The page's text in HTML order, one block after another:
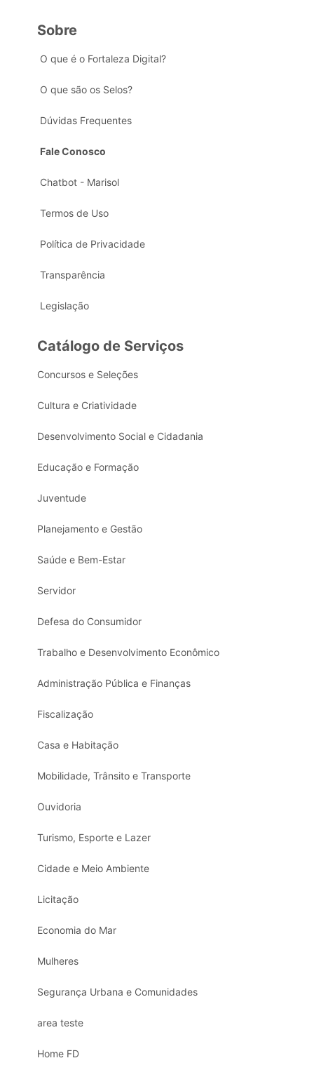
Sobre
O que é o Fortaleza Digital?
O que são os Selos?
Dúvidas Frequentes
Fale Conosco
Chatbot - Marisol
Termos de Uso
Política de Privacidade
Transparência
Legislação
Catálogo de Serviços
Concursos e Seleções
Cultura e Criatividade
Desenvolvimento Social e Cidadania
Educação e Formação
Juventude
Planejamento e Gestão
Saúde e Bem-Estar
Servidor
Defesa do Consumidor
Trabalho e Desenvolvimento Econômico
Administração Pública e Finanças
Fiscalização
Casa e Habitação
Mobilidade, Trânsito e Transporte
Ouvidoria
Turismo, Esporte e Lazer
Cidade e Meio Ambiente
Licitação
Economia do Mar
Mulheres
Segurança Urbana e Comunidades
area teste
Home FD